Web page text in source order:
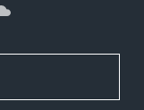
SoundCloud